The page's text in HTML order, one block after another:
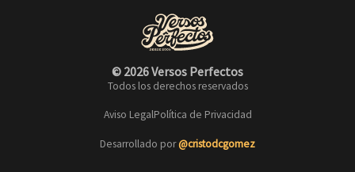
© 2026 Versos Perfectos
Todos los derechos reservados
Aviso LegalPolítica de Privacidad
Desarrollado por@cristodcgomez